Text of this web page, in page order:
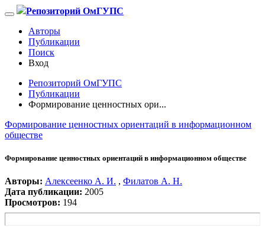
Репозиторий ОмГУПС
Авторы
Публикации
Поиск
Вход
Репозиторий ОмГУПС
Публикации
Формирование ценностных ори...
Формирование ценностных ориентаций в информационном
обществе
Формирование ценностных ориентаций в информационном обществе
Авторы: Алексеенко А. И. , Филатов А. Н.
Дата публикации: 2005
Просмотров: 194